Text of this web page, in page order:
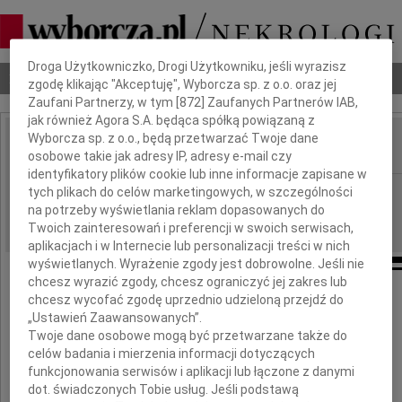
Nekrologi Odeszli Poradnik pogrzebowy
IMIĘ I NAZWISKO:
REGION: Kraków
DATA EMISJI: 22.12.2010
Naszej Koleżance
Agnieszce Borzęckiej
wyrazy głębokiego współczucia
Dbamy o Twoją prywatność
Droga Użytkowniczko, Drogi Użytkowniku, jeśli wyrazisz
zgodę klikając "Akceptuję", Wyborcza sp. z o.o. oraz jej
Zaufani Partnerzy, w tym [872 ] Zaufanych Partnerów IAB,
jak również Agora S.A. będąca spółką powiązaną z
Wyborcza sp. z o.o., będą przetwarzać Twoje dane
osobowe takie jak adresy IP, adresy e-mail czy
identyfikatory plików cookie lub inne informacje zapisane w
tych plikach do celów marketingowych, w szczególności
na potrzeby wyświetlania reklam dopasowanych do
Twoich zainteresowań i preferencji w swoich serwisach,
aplikacjach i w Internecie lub personalizacji treści w nich
wyświetlanych. Wyrażenie zgody jest dobrowolne. Jeśli nie
chcesz wyrazić zgody, chcesz ograniczyć jej zakres lub
chcesz wycofać zgodę uprzednio udzieloną przejdź do
„Ustawień Zaawansowanych”.
Twoje dane osobowe mogą być przetwarzane także do
celów badania i mierzenia informacji dotyczących
funkcjonowania serwisów i aplikacji lub łączone z danymi
dot. świadczonych Tobie usług. Jeśli podstawą